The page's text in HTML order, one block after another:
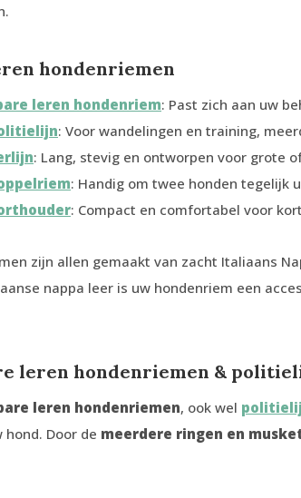
hondenriemen
leren hondenriem: Past zich aan uw
: Voor wandelingen en training,
: Lang, stevig en ontworpen voor grote
: Handig om twee honden tegelijk
: Compact en comfortabel voor
zijn allen gemaakt van zacht Italiaans
nappa leer is uw hondenriem een
leren hondenriemen &
leren hondenriemen, ook wel
Door de meerdere ringen en